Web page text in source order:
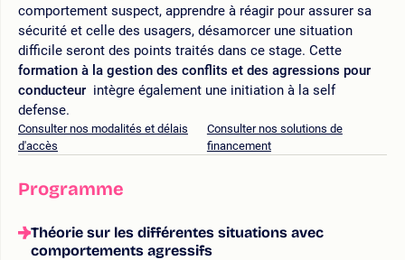
comportement suspect, apprendre à réagir pour assurer sa
sécurité et celle des usagers, désamorcer une situation
difficile seront des points traités dans ce stage. Cette
formation à la gestion des conflits et des agressions pour
conducteur intègre également une initiation à la self
defense.
Consulter nos modalités et délais
d'accès
Consulter nos solutions de
financement
Programme
Théorie sur les différentes situations avec
comportements agressifs